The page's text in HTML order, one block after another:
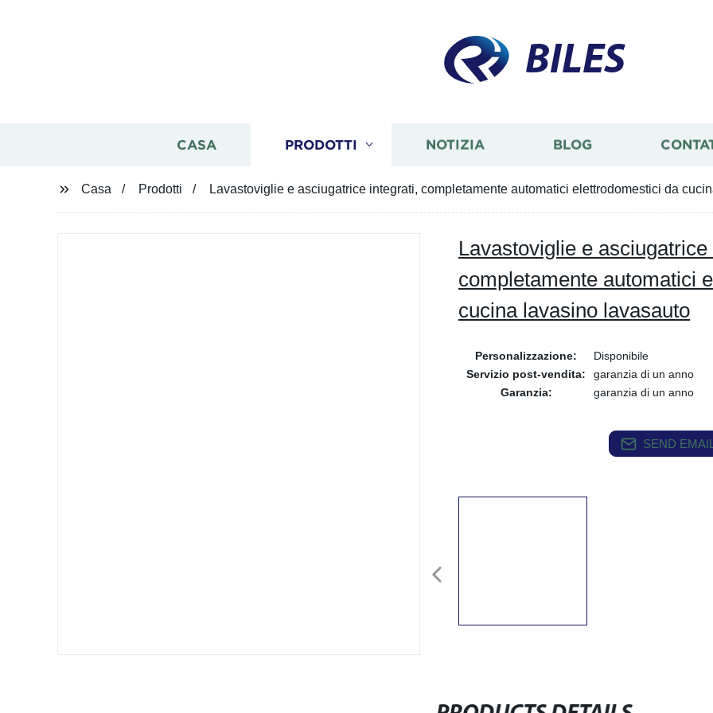
BILES
CASA PRODOTTI NOTIZIA BLOG
Casa Prodotti Lavastoviglie e asciugatrice integrati, completamente automatici elettrodomestici da
Lavastoviglie e asciugatrice
completamente automatici
cucina lavasino lavasauto
Personalizzazione:
Disponibile
Servizio post-vendita:
garanzia di un anno
Garanzia:
garanzia di un anno
SEND